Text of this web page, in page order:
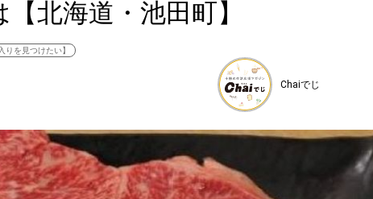
北海道・池田町】
りを見つけたい】
Chaiでじ